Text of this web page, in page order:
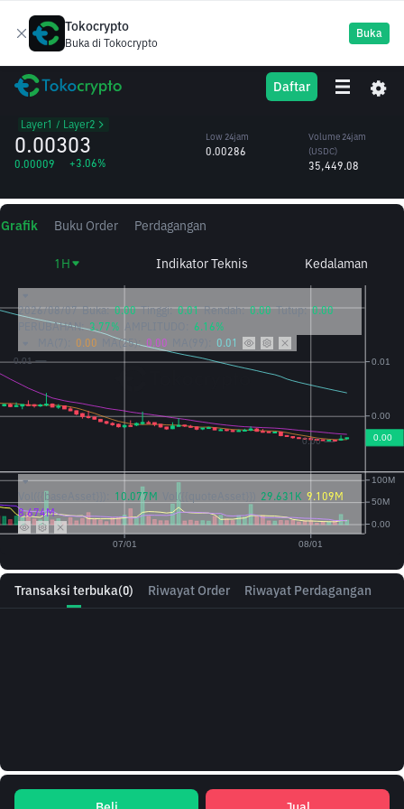
Tokocrypto
Buka di Tokocrypto
Buka
Daftar
GUN GUNZ
Layer1 / Layer2
0.00303
0.00009 +3.06%
Low 24jam
0.00286
Volume 24jam
(GUN)
Volume 24jam
(USDC)
35,449.08
Transaksi terbuka(0) Riwayat Order Riwayat Perdagangan
Grafik Buku Order Perdagangan
1H Indikator Teknis Kedalaman
2026/08/07 Buka: 0.00 Tinggi: 0.01 Rendah: 0.00 Tutup: 0.00
PERUBAHAN: 3.77% AMPLITUDO:
6.16%
0.00 MA(25): 0.00 0.01
Vol({{baseAsset}}): 10.077M Vol({{quoteAsset}}) 29.631K 9.109M
8.674M